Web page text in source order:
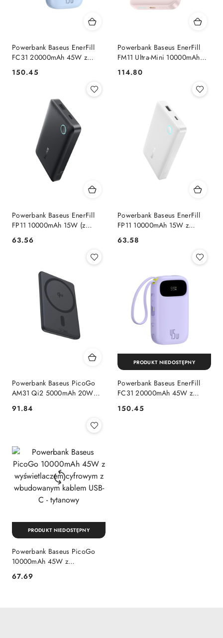
Powerbank Baseus EnerFill
FC31 20000mAh 45W z
C i Lightning - niebieski
Cena:
150.45
Powerbank Baseus EnerFill
FM11 Ultra-Mini 10000mAh
kompatybilny z MagSafe z
białym kablem Basus Simple
Cena:
114.80
Powerbank Baseus EnerFill
FP11 10000mAh 15W (z
czarnym kablem Simple USB-
C - USB-C 20V/3A 30cm) -
Cena:
63.56
Powerbank Baseus EnerFill
FP11 10000mAh 15W z
białym kablem USB-C 20V/3A
30cm - biały
Cena:
63.58
Powerbank Baseus PicoGo
AM31 Qi2 5000mAh 20W
podstawką (z czarnym kablem
Simple Braided USB-C - USB-
Cena:
91.84
Powerbank Baseus EnerFill
FC31 20000mAh 45W z
C i Lightning - fioletowy
Cena:
150.45
PRODUKT NIEDOSTĘPNY
Powerbank Baseus PicoGo
10000mAh 45W z
wbudowanym kablem USB-C -
Cena:
67.69
PRODUKT NIEDOSTĘPNY